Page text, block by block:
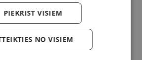
PIEKRIST VISIEM
NO VISIEM